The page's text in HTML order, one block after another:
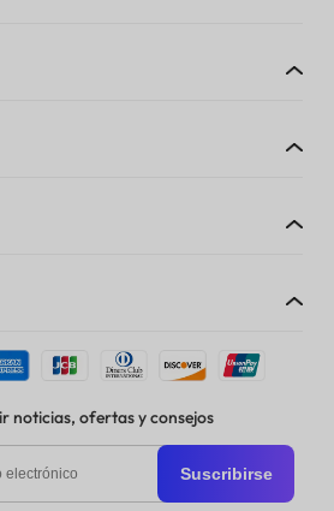
noticias, ofertas y consejos
Suscribirse